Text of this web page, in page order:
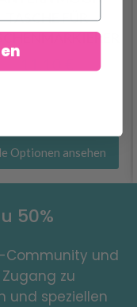
TASCHE FÜR
Optionen ansehen
50%
Community und
zu
und speziellen